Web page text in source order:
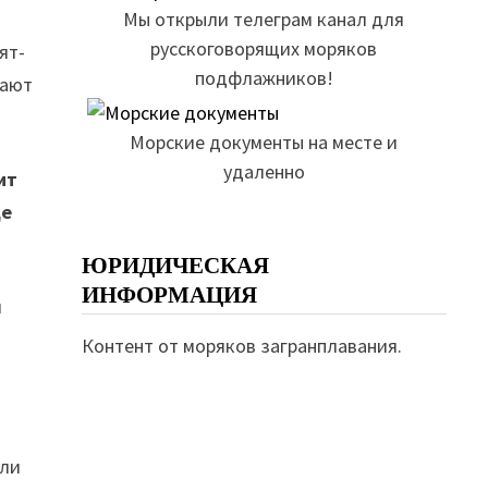
Мы открыли телеграм канал для
русскоговорящих моряков
подфлажников!
Морские документы на месте и
удаленно
ЮРИДИЧЕСКАЯ
ИНФОРМАЦИЯ
Контент от моряков загранплавания.